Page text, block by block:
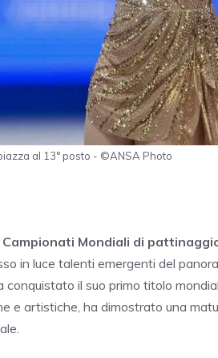
al 13° posto - ©ANSA Photo
Campionati Mondiali di
in luce talenti emergenti del
conquistato il suo primo titolo
e artistiche, ha dimostrato una